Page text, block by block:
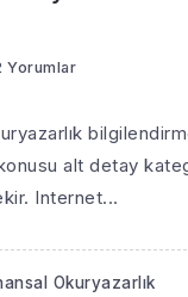
Yorumlar
alt detay
Internet...
Okuryazarlık